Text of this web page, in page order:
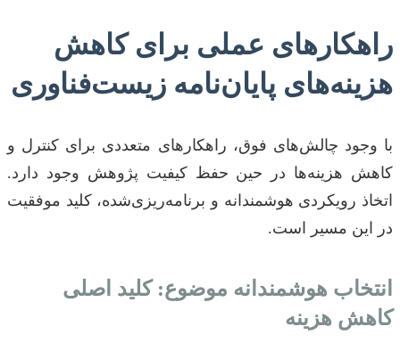
راهکارهای عملی برای کاهش
هزینه‌های پایان‌نامه زیست‌فناوری
با وجود چالش‌های فوق، راهکارهای متعددی برای کنترل و
کاهش هزینه‌ها در حین حفظ کیفیت پژوهش وجود دارد.
اتخاذ رویکردی هوشمندانه و برنامه‌ریزی‌شده، کلید موفقیت
در این مسیر است.
انتخاب هوشمندانه موضوع: کلید اصلی
کاهش هزینه